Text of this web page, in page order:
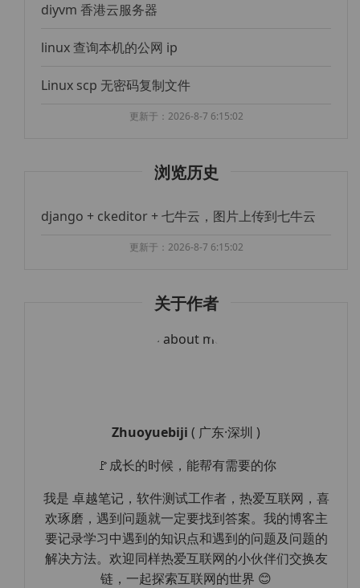
diyvm 香港云服务器
linux 查询本机的公网 ip
Linux scp 无密码复制文件
更新于：2026-8-7 6:15:02
浏览历史
django + ckeditor + 七牛云，图片上传到七牛云
更新于：2026-8-7 6:15:02
关于作者
Zhuoyuebiji ( 广东·深圳 )
🚩成长的时候，能帮有需要的你
我是 卓越笔记，软件测试工作者，热爱互联网，喜
欢琢磨，遇到问题就一定要找到答案。我的博客主
要记录学习中遇到的知识点和遇到的问题及问题的
解决方法。欢迎同样热爱互联网的小伙伴们交换友
链，一起探索互联网的世界 😊